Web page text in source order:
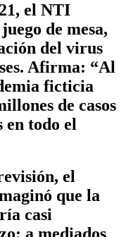
el NTI
de mesa,
del virus
Afirma: “Al
ficticia
de casos
en todo el
el
que la
casi